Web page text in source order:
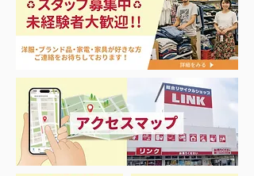
ナイキ＆X-Girl 衣料＆ス
ニーカー大量入荷